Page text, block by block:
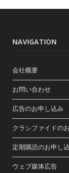
NAVIGATION
会社概要
お問い合わせ
広告のお申し込み
クラシファイドの
定期購読のお申し
ウェブ媒体広告